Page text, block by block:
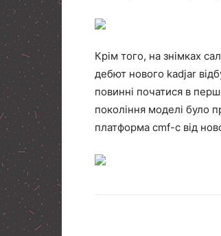
Крім того, на знімках
дебют нового kadjar
повинні початися в
покоління моделі було
платформа cmf-c від